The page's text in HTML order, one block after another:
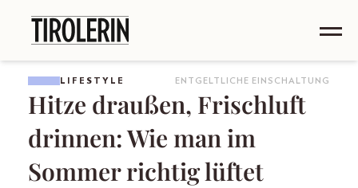
LIFESTYLE ENTGELTLICHE EINSCHALTUNG
Hitze draußen, Frischluft
drinnen: Wie man im
Sommer richtig lüftet